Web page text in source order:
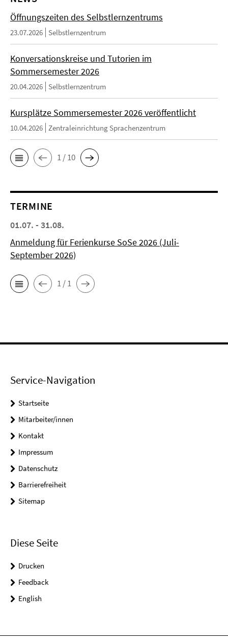
Öffnungszeiten des Selbstlernzentrums
23.07.2026 Selbstlernzentrum
Konversationskreise und Tutorien im
Sommersemester 2026
20.04.2026 Selbstlernzentrum
Kursplätze Sommersemester 2026 veröffentlicht
10.04.2026 Zentraleinrichtung Sprachenzentrum
1 / 10
TERMINE
01.07. - 31.08.
Anmeldung für Ferienkurse SoSe 2026 (Juli-
September 2026)
1 / 1
Service-Navigation
Startseite
Mitarbeiter/innen
Kontakt
Impressum
Datenschutz
Barrierefreiheit
Sitemap
Diese Seite
Drucken
Feedback
English